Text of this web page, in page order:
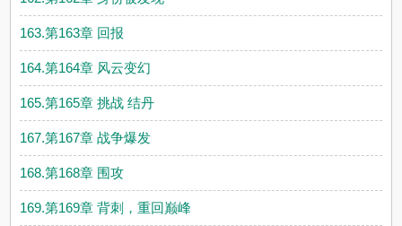
163.第163章 回报
164.第164章 风云变幻
165.第165章 挑战 结丹
167.第167章 战争爆发
168.第168章 围攻
169.第169章 背刺，重回巅峰